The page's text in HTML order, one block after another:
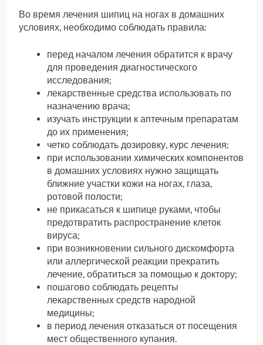
Во время лечения шипиц на ногах в домашних
условиях, необходимо соблюдать правила:
перед началом лечения обратится к врачу
для проведения диагностического
исследования;
лекарственные средства использовать по
назначению врача;
изучать инструкции к аптечным препаратам
до их применения;
четко соблюдать дозировку, курс лечения;
при использовании химических компонентов
в домашних условиях нужно защищать
ближние участки кожи на ногах, глаза,
ротовой полости;
не прикасаться к шипице руками, чтобы
предотвратить распространение клеток
вируса;
при возникновении сильного дискомфорта
или аллергической реакции прекратить
лечение, обратиться за помощью к доктору;
пошагово соблюдать рецепты
лекарственных средств народной
медицины;
в период лечения отказаться от посещения
мест общественного купания.